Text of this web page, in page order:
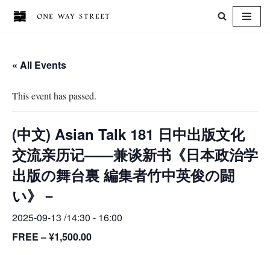
content
« All Events
This event has passed.
(中文) Asian Talk 181 日中出版文化
交流亲历记——兼谈新书《日本政治学
出版の舞台裏 編集者竹中英俊の闘
い》－
2025-09-13 /14:30 - 16:00
FREE – ¥1,500.00